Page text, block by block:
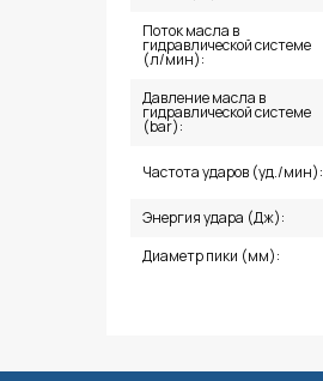
Поток масла в
гидравлической системе
(л/мин):
Давление масла в
гидравлической системе
(bar):
Частота ударов (уд./мин):
Энергия удара (Дж):
Диаметр пики (мм):